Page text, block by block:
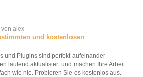
von alex
und kostenlosen
und Plugins sind perfekt aufeinander
laufend aktualisiert und machen Ihre Arbeit
wie nie. Probieren Sie es kostenlos aus.